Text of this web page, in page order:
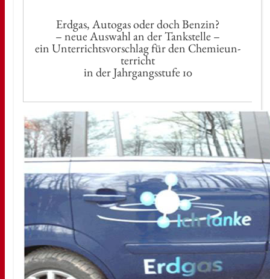
Erd­gas, Au­to­gas oder doch Ben­zin?
– neue Aus­wahl an der Tank­stel­le –
ein Un­ter­richts­vor­schlag für den Che­mie­un­
ter­richt
in der Jahr­gangs­stu­fe 10